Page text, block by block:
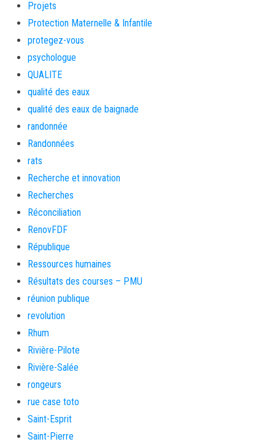
Projets
Protection Maternelle & Infantile
protegez-vous
psychologue
QUALITE
qualité des eaux
qualité des eaux de baignade
randonnée
Randonnées
rats
Recherche et innovation
Recherches
Réconciliation
RenovFDF
République
Ressources humaines
Résultats des courses – PMU
réunion publique
revolution
Rhum
Rivière-Pilote
Rivière-Salée
rongeurs
rue case toto
Saint-Esprit
Saint-Pierre